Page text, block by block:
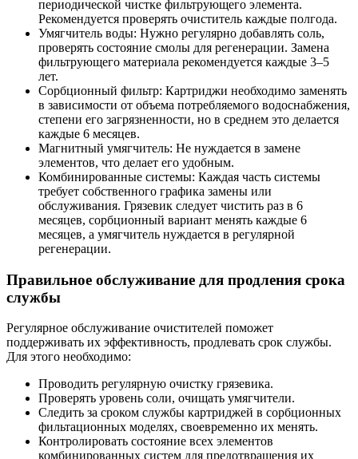
периодической чистке фильтрующего элемента.
Рекомендуется проверять очиститель каждые полгода.
Умягчитель воды: Нужно регулярно добавлять соль,
проверять состояние смолы для регенерации. Замена
фильтрующего материала рекомендуется каждые 3–5
лет.
Сорбционный фильтр: Картриджи необходимо заменять
в зависимости от объема потребляемого водоснабжения,
степени его загрязненности, но в среднем это делается
каждые 6 месяцев.
Магнитный умягчитель: Не нуждается в замене
элементов, что делает его удобным.
Комбинированные системы: Каждая часть системы
требует собственного графика замены или
обслуживания. Грязевик следует чистить раз в 6
месяцев, сорбционный вариант менять каждые 6
месяцев, а умягчитель нуждается в регулярной
регенерации.
Правильное обслуживание для продления срока
службы
Регулярное обслуживание очистителей поможет
поддерживать их эффективность, продлевать срок службы.
Для этого необходимо:
Проводить регулярную очистку грязевика.
Проверять уровень соли, очищать умягчители.
Следить за сроком службы картриджей в сорбционных
фильтационных моделях, своевременно их менять.
Контролировать состояние всех элементов
комбинированных систем для предотвращения их